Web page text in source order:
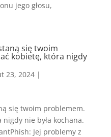
jego głosu,
się twoim
kobietę, która nigdy
23, 2024|
się twoim problemem.
nie była kochana.
Jej problemy z